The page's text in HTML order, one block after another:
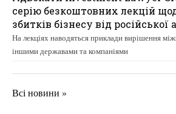
серію безкоштовних лекцій
збитків бізнесу від російської
На лекціях наводяться приклади вирішення
іншими державами та компаніями
Всі новини »